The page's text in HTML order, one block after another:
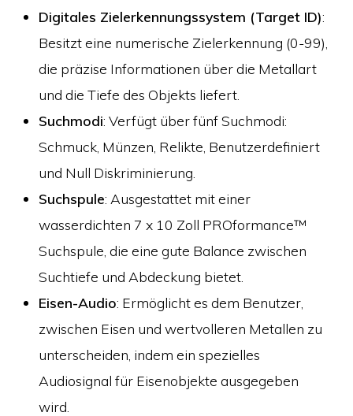
Digitales Zielerkennungssystem (Target ID):
Besitzt eine numerische Zielerkennung (0-99),
die präzise Informationen über die Metallart
und die Tiefe des Objekts liefert.
Suchmodi: Verfügt über fünf Suchmodi:
Schmuck, Münzen, Relikte, Benutzerdefiniert
und Null Diskriminierung.
Suchspule: Ausgestattet mit einer
wasserdichten 7 x 10 Zoll PROformance™
Suchspule, die eine gute Balance zwischen
Suchtiefe und Abdeckung bietet.
Eisen-Audio: Ermöglicht es dem Benutzer,
zwischen Eisen und wertvolleren Metallen zu
unterscheiden, indem ein spezielles
Audiosignal für Eisenobjekte ausgegeben
wird.